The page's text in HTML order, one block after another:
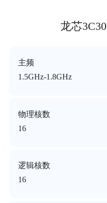
龙芯
主频
1.5GHz-1.8GHz
物理核数
16
逻辑核数
16